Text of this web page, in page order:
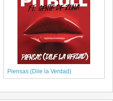
Piensas (Dile la Verdad)